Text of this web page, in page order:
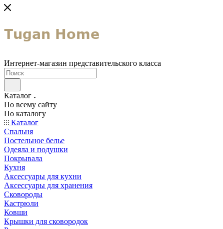
Интернет-магазин представительского класса
Каталог
По всему сайту
По каталогу
Каталог
Спальня
Постельное белье
Одеяла и подушки
Покрывала
Кухня
Аксессуары для кухни
Аксессуары для хранения
Сковороды
Кастрюли
Ковши
Крышки для сковородок